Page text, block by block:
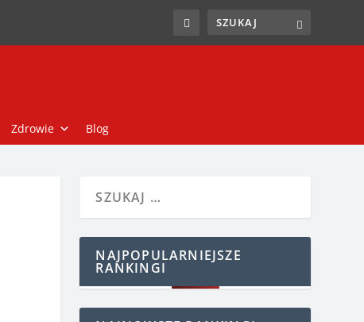
Zdrowie Blog
NAJPOPULARNIEJSZE
RANKINGI